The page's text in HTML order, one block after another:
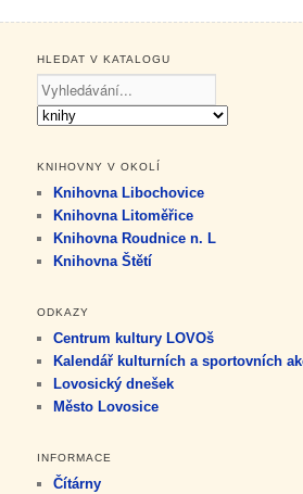
HLEDAT V KATALOGU
KNIHOVNY V OKOLÍ
Knihovna Libochovice
Knihovna Litoměřice
Knihovna Roudnice n. L
Knihovna Štětí
ODKAZY
Centrum kultury LOVOš
Kalendář kulturních a sportovních
Lovosický dnešek
Město Lovosice
INFORMACE
Čítárny